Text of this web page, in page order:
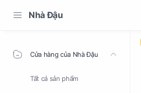
Nhà Đậu
Cửa hàng của Nhà Đậu
Tất cả sản phẩm